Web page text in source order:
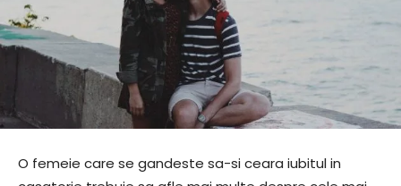
O femeie care se gandeste sa-si ceara iubitul in